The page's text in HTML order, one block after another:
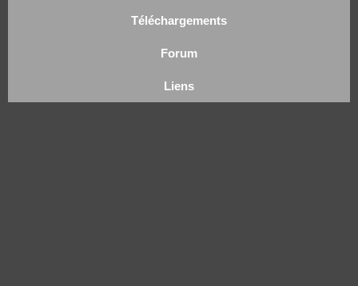
Téléchargements
Forum
Liens